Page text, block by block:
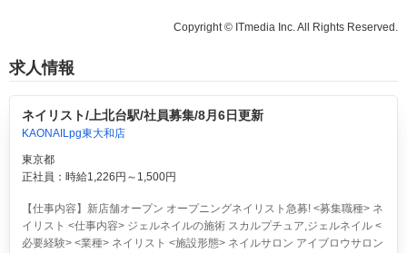
Copyright © ITmedia Inc. All Rights Reserved.
求人情報
ネイリスト/上北台駅/社員募集/8月6日更新
KAONAILpg東大和店
東京都
正社員：時給1,226円～1,500円
【仕事内容】新店舗オープン オープニングネイリスト急募! <募集職種> ネ
イリスト <仕事内容> ジェルネイルの施術 スカルプチュア,ジェルネイル <
必要経験> <業種> ネイリスト <施設形態> ネイルサロン アイブロウサロン